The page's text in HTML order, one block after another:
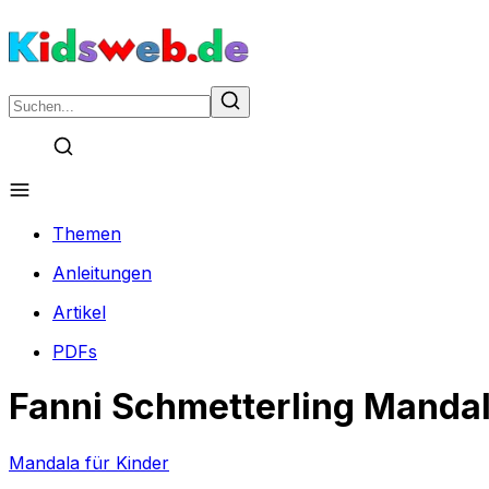
Themen
Anleitungen
Artikel
PDFs
Fanni Schmetterling
Mandala für Kinder